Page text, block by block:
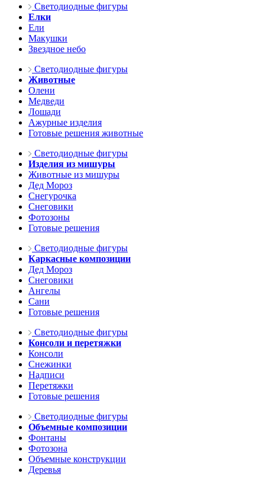
Светодиодные фигуры
Елки
Ели
Макушки
Звездное небо
Светодиодные фигуры
Животные
Олени
Медведи
Лошади
Ажурные изделия
Готовые решения животные
Светодиодные фигуры
Изделия из мишуры
Животные из мишуры
Дед Мороз
Снегурочка
Снеговики
Фотозоны
Готовые решения
Светодиодные фигуры
Каркасные композиции
Дед Мороз
Снеговики
Ангелы
Сани
Готовые решения
Светодиодные фигуры
Консоли и перетяжки
Консоли
Снежинки
Надписи
Перетяжки
Готовые решения
Светодиодные фигуры
Объемные композиции
Фонтаны
Фотозона
Объемные конструкции
Деревья